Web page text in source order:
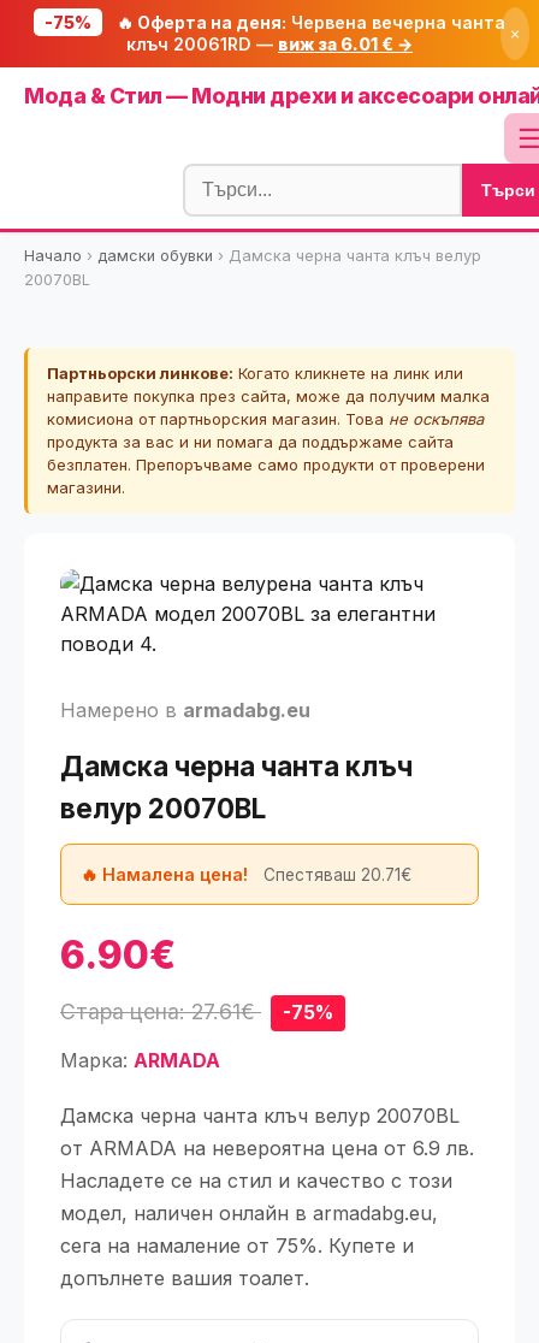
-75% 🔥 Оферта на деня: Червена вечерна чанта
клъч 20061RD — виж за 6.01 € → ×
Мода & Стил — Модни дрехи и аксесоари
Начало
🔥 Намаления
🧮 Калкулатори
🎟️ Купони
Търси
Начало › дамски обувки › Дамска черна чанта клъч велур
20070BL
Партньорски линкове: Когато кликнете на линк или
направите покупка през сайта, може да получим малка
комисиона от партньорския магазин. Това не оскъпява
продукта за вас и ни помага да поддържаме сайта
безплатен. Препоръчваме само продукти от проверени
магазини.
Намерено в armadabg.eu
Дамска черна чанта клъч
велур 20070BL
🔥 Намалена цена! Спестяваш 20.71€
6.90€
Стара цена: 27.61€ -75%
Марка: ARMADA
Дамска черна чанта клъч велур 20070BL
от ARMADA на невероятна цена от 6.9 лв.
Насладете се на стил и качество с този
модел, наличен онлайн в armadabg.eu,
сега на намаление от 75%. Купете и
допълнете вашия тоалет.